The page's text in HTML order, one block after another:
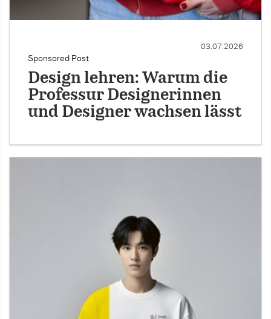
Sponsored Post
03.07.2026
Design lehren: Warum die
Professur Designerinnen
und Designer wachsen lässt